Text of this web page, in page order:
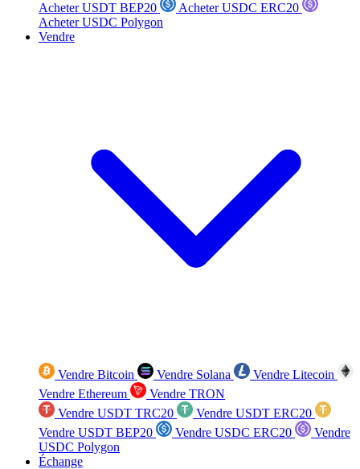
Acheter USDT BEP20
Acheter USDC ERC20
Acheter USDC Polygon
Vendre
Vendre Bitcoin Vendre Solana
Vendre Litecoin
Vendre Ethereum
Vendre TRON
Vendre USDT TRC20
Vendre USDT ERC20
Vendre USDT BEP20
Vendre USDC ERC20
Vendre
USDC Polygon
Échange